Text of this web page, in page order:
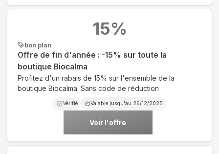
bon plan
Offre de fin d'année : -15% sur toute la
boutique Biocalma
Profitez d'un rabais de 15% sur l'ensemble de la
boutique Biocalma. Sans code de réduction
Vérifié Valable jusqu'au 26/12/2025
Voir l'offre
15%